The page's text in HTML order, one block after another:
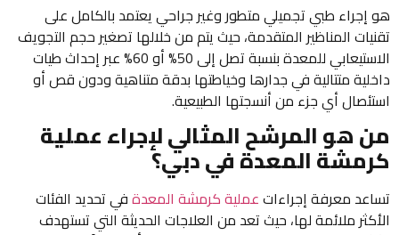
هو إجراء طبي تجميلي متطور وغير جراحي يعتمد بالكامل على
تقنيات المناظير المتقدمة، حيث يتم من خلالها تصغير حجم التجويف
الاستيعابي للمعدة بنسبة تصل إلى 50% أو 60% عبر إحداث طيات
داخلية متتالية في جدارها وخياطتها بدقة متناهية ودون قص أو
استئصال أي جزء من أنسجتها الطبيعية.
من هو المرشح المثالي لإجراء عملية
كرمشة المعدة في دبي؟
تساعد معرفة إجراءاتعملية كرمشة المعدةفي تحديد الفئات
الأكثر ملائمة لها، حيث تعد من العلاجات الحديثة التي تستهدف